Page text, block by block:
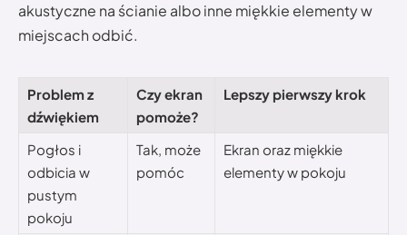
akustyczne na ścianie albo inne miękkie elementy w
miejscach odbić.
Problem z
dźwiękiem
Czy ekran
pomoże?
Lepszy pierwszy krok
Pogłos i
odbicia w
pustym
pokoju
Tak, może
pomóc
Ekran oraz miękkie
elementy w pokoju